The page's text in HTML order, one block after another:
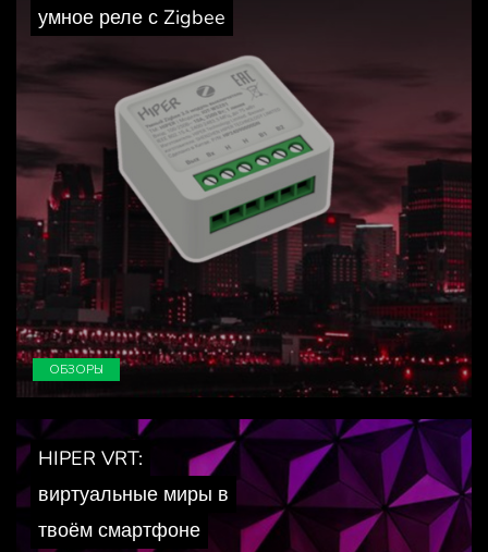
умное реле с Zigbee
ОБЗОРЫ
HIPER VRT:
виртуальные миры в
твоём смартфоне